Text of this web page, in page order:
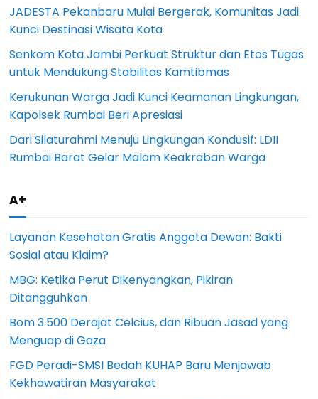
JADESTA Pekanbaru Mulai Bergerak, Komunitas Jadi
Kunci Destinasi Wisata Kota
Senkom Kota Jambi Perkuat Struktur dan Etos Tugas
untuk Mendukung Stabilitas Kamtibmas
Kerukunan Warga Jadi Kunci Keamanan Lingkungan,
Kapolsek Rumbai Beri Apresiasi
Dari Silaturahmi Menuju Lingkungan Kondusif: LDII
Rumbai Barat Gelar Malam Keakraban Warga
A+
Layanan Kesehatan Gratis Anggota Dewan: Bakti
Sosial atau Klaim?
MBG: Ketika Perut Dikenyangkan, Pikiran
Ditangguhkan
Bom 3.500 Derajat Celcius, dan Ribuan Jasad yang
Menguap di Gaza
FGD Peradi-SMSI Bedah KUHAP Baru Menjawab
Kekhawatiran Masyarakat